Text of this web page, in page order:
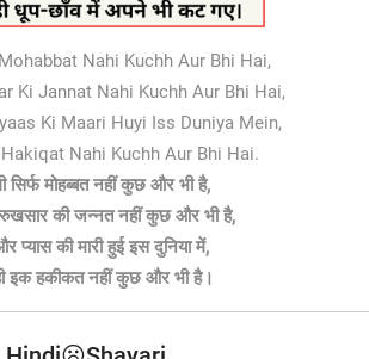
Nahi Kuchh Aur Bhi Hai,
Ki Jannat Nahi Kuchh Aur Bhi Hai,
Ki Maari Huyi Iss Duniya Mein,
Nahi Kuchh Aur Bhi Hai.
सिर्फ मोहब्बत नहीं कुछ और भी है,
की जन्नत नहीं कुछ और भी है,
प्यास की मारी हुई इस दुनिया में,
इक हकीकत नहीं कुछ और भी है।